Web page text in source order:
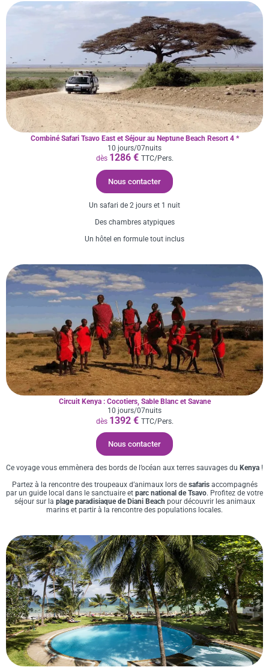
Combiné Safari Tsavo East et Séjour au Neptune Beach Resort 4 *
10 jours/07nuits
dès 1286 € TTC/Pers.
Nous contacter
Un safari de 2 jours et 1 nuit
Des chambres atypiques
Un hôtel en formule tout inclus
Circuit Kenya : Cocotiers, Sable Blanc et Savane
10 jours/07nuits
dès 1392 € TTC/Pers.
Nous contacter
Ce voyage vous emmènera des bords de l’océan aux terres sauvages du Kenya !
Partez à la rencontre des troupeaux d’animaux lors de safarisaccompagnés
par un guide local dans le sanctuaire et parc national de Tsavo. Profitez de votre
séjour sur la plage paradisiaque de Diani Beach pour découvrir les animaux
marins et partir à la rencontre des populations locales.